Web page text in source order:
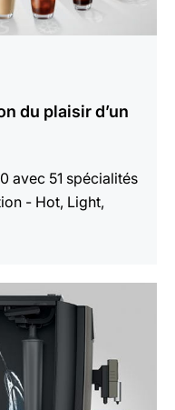
du plaisir d’un
avec 51 spécialités
- Hot, Light,